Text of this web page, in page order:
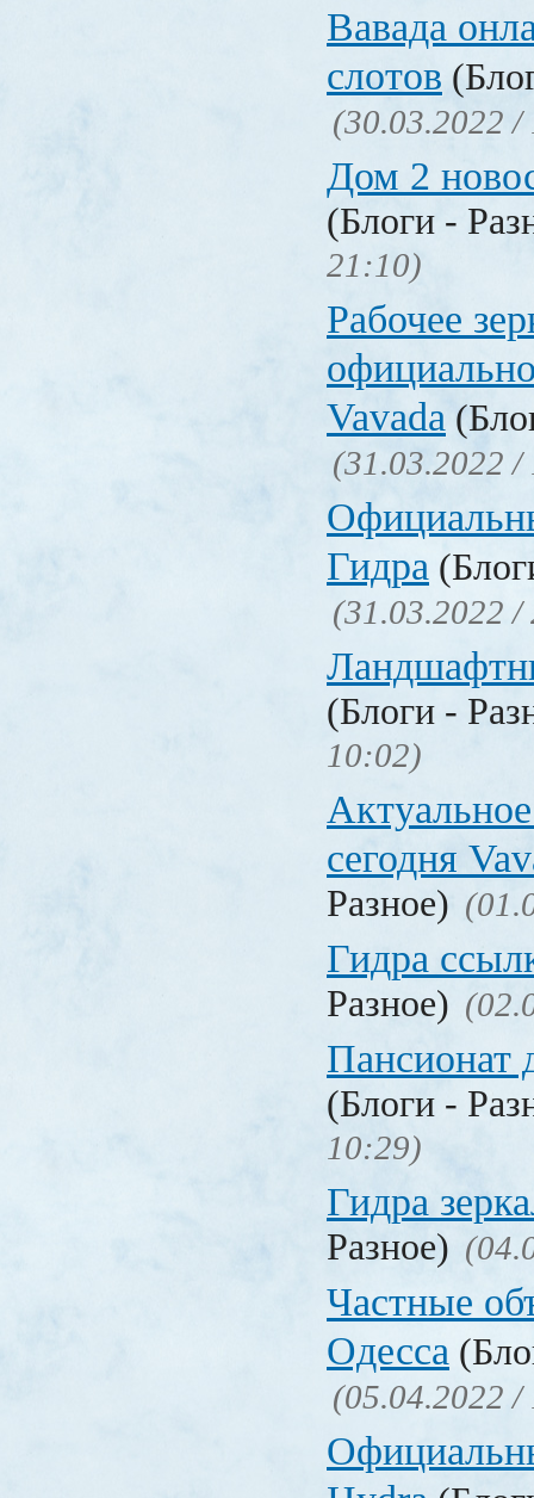
Вавада
слотов
(30.03.2022 /
Дом 2
(Блоги -
21:10)
Рабочее
Vavada
(31.03.2022 /
Гидра
(31.03.2022 /
(Блоги -
10:02)
сегодня
Разное)
Гидра
Разное)
Пансионат
(Блоги -
10:29)
Гидра
Разное)
Частные
Одесса
(05.04.2022 /